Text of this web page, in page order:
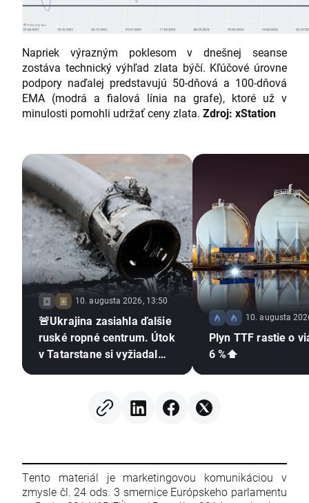
Napriek výrazným poklesom v dnešnej seanse
zostáva technický výhľad zlata býčí. Kľúčové úrovne
podpory naďalej predstavujú 50-dňová a 100-dňová
EMA (modrá a fialová línia na grafe), ktoré už v
minulosti pomohli udržať ceny zlata. Zdroj: xStation
10. augusta 2026, 13:50
🚨Ukrajina zasiahla ďalšie
ruské ropné centrum. Útok
v Tatarstane si vyžiadal
10. augusta
Plyn TTF rastie o
6 %⬆️
Tento materiál je marketingovou komunikáciou v
zmysle čl. 24 ods. 3 smernice Európskeho parlamentu